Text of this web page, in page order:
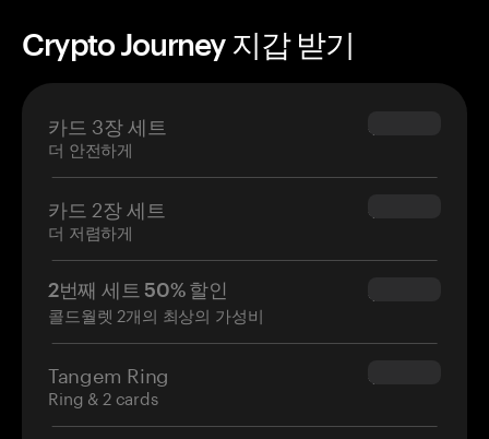
Crypto Journey 지갑 받기
카드 3장 세트
더 안전하게
$69.90
카드 2장 세트
더 저렴하게
$54.90
2번째 세트 50% 할인
콜드월렛 2개의 최상의 가성비
$34.95
Tangem Ring
Ring & 2 cards
$160.00